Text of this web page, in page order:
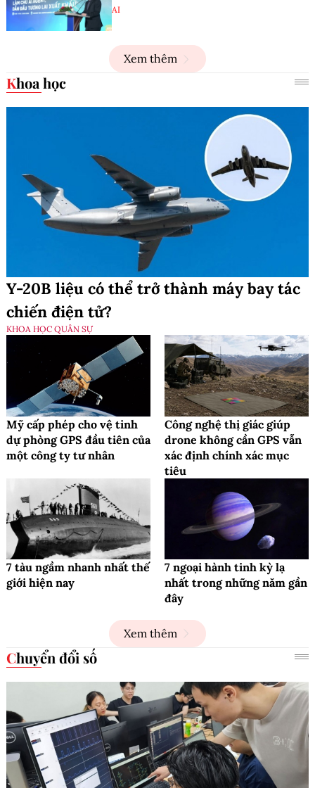
AI
Xem thêm
Khoa học
Y-20B liệu có thể trở thành máy bay tác
chiến điện tử?
KHOA HỌC QUÂN SỰ
Mỹ cấp phép cho vệ tinh
dự phòng GPS đầu tiên của
một công ty tư nhân
Công nghệ thị giác giúp
drone không cần GPS vẫn
xác định chính xác mục
tiêu
7 tàu ngầm nhanh nhất thế
giới hiện nay
7 ngoại hành tinh kỳ lạ
nhất trong những năm gần
đây
Xem thêm
Chuyển đổi số